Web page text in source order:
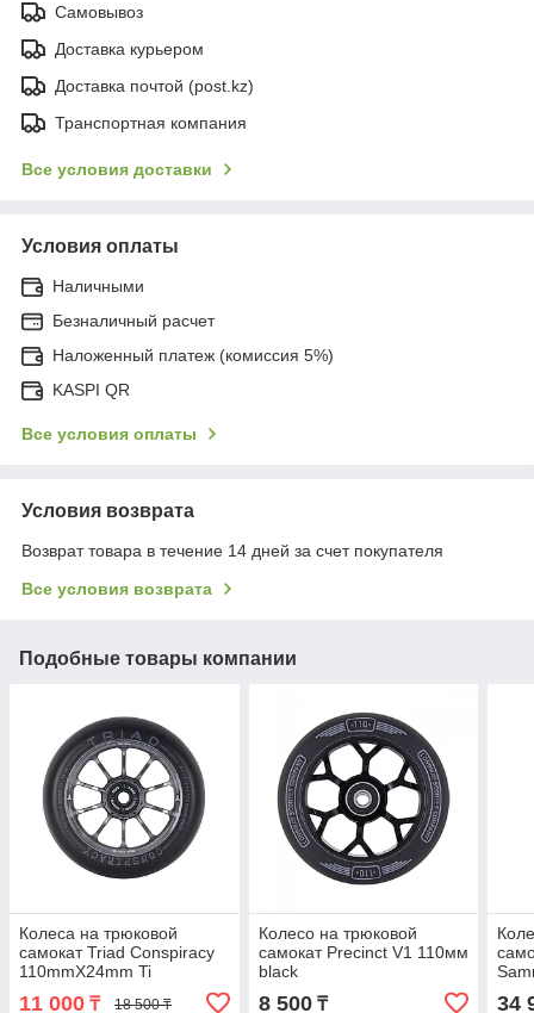
Самовывоз
Доставка курьером
Доставка почтой (post.kz)
Транспортная компания
Все условия доставки
Условия оплаты
Наличными
Безналичный расчет
Наложенный платеж (комиссия 5%)
KASPI QR
Все условия оплаты
Условия возврата
Возврат товара в течение 14 дней за счет покупателя
Все условия возврата
Подобные товары компании
Колеса на трюковой
самокат Triad Conspiracy
110mmX24mm Ti
11 000 ₸ 18 500 ₸
Колесо на трюковой
самокат Precinct V1 110мм
black
8 500₸ 34